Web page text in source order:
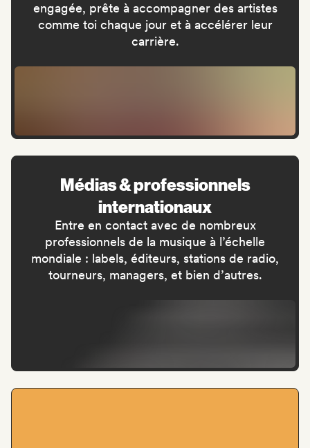
engagée, prête à accompagner des artistes
comme toi chaque jour et à accélérer leur
carrière.
Médias & professionnels
internationaux
Entre en contact avec de nombreux
professionnels de la musique à l’échelle
mondiale : labels, éditeurs, stations de radio,
tourneurs, managers, et bien d’autres.